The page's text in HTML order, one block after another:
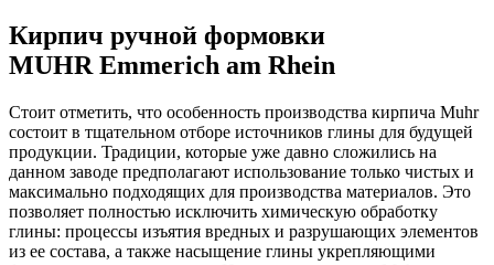
Кирпич ручной формовки
MUHR Emmerich am Rhein
Стоит отметить, что особенность производства кирпича Muhr
состоит в тщательном отборе источников глины для будущей
продукции. Традиции, которые уже давно сложились на
данном заводе предполагают использование только чистых и
максимально подходящих для производства материалов. Это
позволяет полностью исключить химическую обработку
глины: процессы изъятия вредных и разрушающих элементов
из ее состава, а также насыщение глины укрепляющими